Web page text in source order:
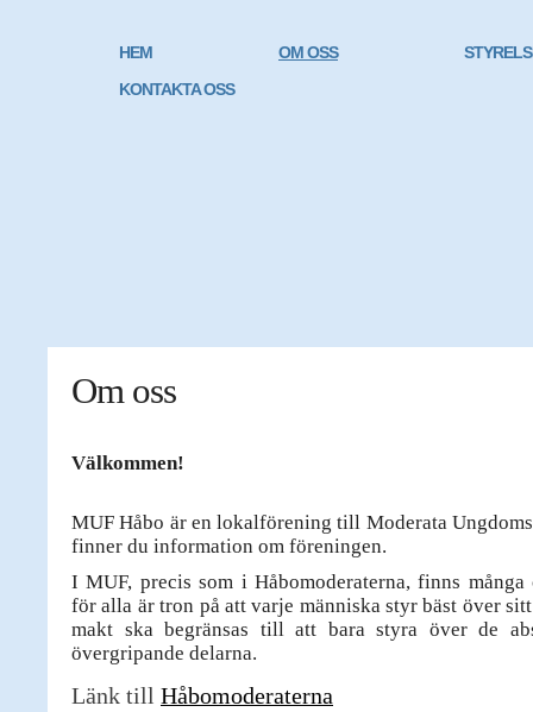
HEM OM OSS
KONTAKTA OSS
Om oss
Välkommen!
MUF Håbo är en lokalförening till Moderata
finner du information om föreningen.
I MUF, precis som i Håbomoderaterna, finns många
för alla är tron på att varje människa styr bäst över
makt ska begränsas till att bara styra över de
övergripande delarna.
Länk till Håbomoderaterna